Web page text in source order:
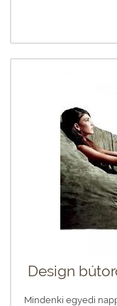
Design
Mindenki egyedi